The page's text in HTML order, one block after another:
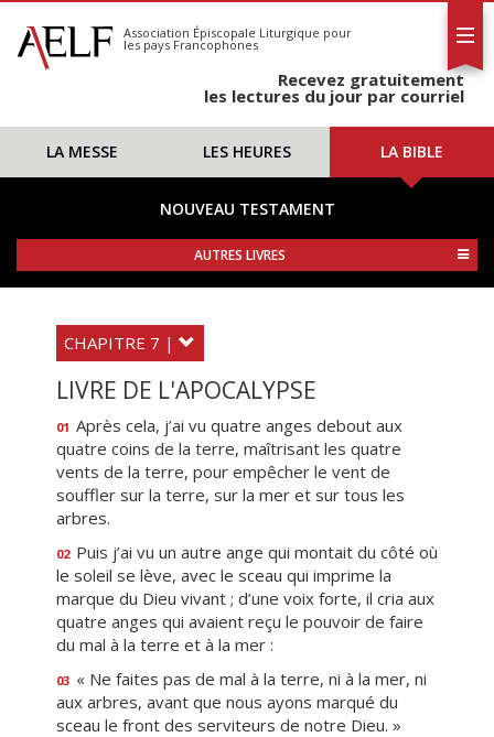
S'abonner
Calendrier
Association Épiscopale Liturgique pour
les pays Francophones
Recevez gratuitement
les lectures du jour par courriel
LA MESSE LES HEURES LA BIBLE
NOUVEAU TESTAMENT
AUTRES LIVRES
CHAPITRE 7 |
LIVRE DE L'APOCALYPSE
01 Après cela, j’ai vu quatre anges debout aux
quatre coins de la terre, maîtrisant les quatre
vents de la terre, pour empêcher le vent de
souffler sur la terre, sur la mer et sur tous les
arbres.
02 Puis j’ai vu un autre ange qui montait du côté où
le soleil se lève, avec le sceau qui imprime la
marque du Dieu vivant ; d’une voix forte, il cria aux
quatre anges qui avaient reçu le pouvoir de faire
du mal à la terre et à la mer :
03 « Ne faites pas de mal à la terre, ni à la mer, ni
aux arbres, avant que nous ayons marqué du
sceau le front des serviteurs de notre Dieu. »